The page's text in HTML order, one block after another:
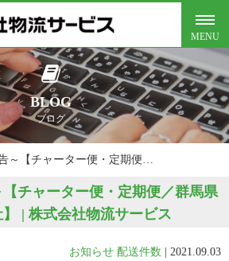
BLOG
ブログ
～【チャーター便・定期便…
チャーター便・定期便／群馬県
| 株式会社物流サービス
お知らせ 配送件数 2021.09.03